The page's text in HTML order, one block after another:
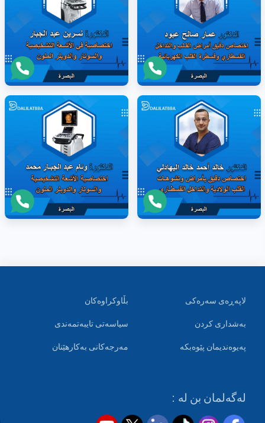
لاپەڕەی سەرەکی
بەشداری کردن
پەیوەندیمان پێوەبکە
بڵاوکراوەکان
سیاسەتی تایبەتمەندی
مەرجەکانی بەکارهێنان
لەگەلمان بن لە :